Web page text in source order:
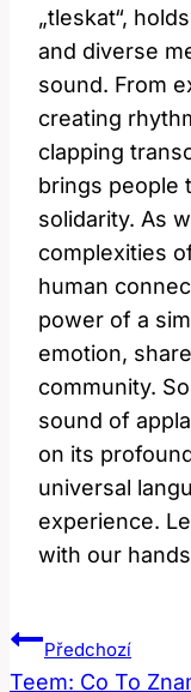
„tleskat“,⁣
and​ diverse
sound.⁣ From‌
creating
clapping
brings people
⁣solidarity. As⁤
complexities
human​
⁤power of ⁤a⁣
emotion,
community.⁣
sound of
on its
universal
experience.⁣
with our
Navigace
Předchozí
Teem: Co To